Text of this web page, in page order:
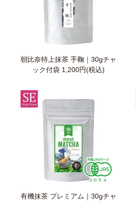
朝比奈特上抹茶 手鞠｜30gチャ
ック付袋1,200円(税込)
有機抹茶 プレミアム｜30gチャ